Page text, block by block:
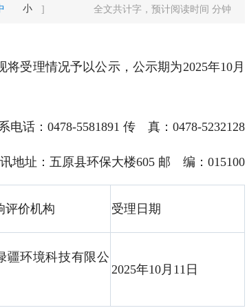
小 ] 全文共计字，预计阅读时间 分钟
受理情况予以公示，公示期为2025年10月
电话：0478-5581891 传 真：0478-5232128
地址：五原县环保大楼605 邮 编：015100
评价机构 受理日期
疆环境科技有限公
2025年10月11日